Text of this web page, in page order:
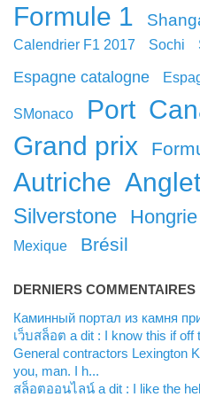
Formule 1
calendrier F1 2017 Sochi
Espagne catalogne
sMonaco port
grand prix
Autriche
Silverstone Hongrie
Mexique Brésil
DERNIERS COMMENTAIRES
каминный портал из камня
เว็บสล็อต a dit : I know this if off
general contractors Lexington KY a dit : Fantastic goods from
you, man. I h...
สล็อตออนไลน์ a dit : I like the